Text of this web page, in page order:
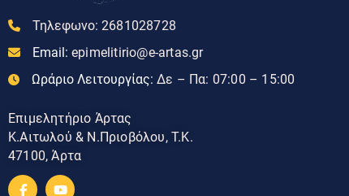
Τηλεφωνο: 2681028728
Email: epimelitirio@e-artas.gr
Ωράριο Λειτουργίας: Δε – Πα: 07:00 – 15:00
Επιμελητήριο Άρτας
Κ.Αιτωλού & Ν.Πριοβόλου, Τ.Κ.
47100, Άρτα